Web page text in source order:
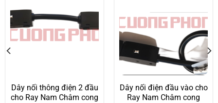
Dây nối thông điện 2 đầu
cho Ray Nam Châm cong
Dây nối điện đầu vào cho
Ray Nam Châm cong